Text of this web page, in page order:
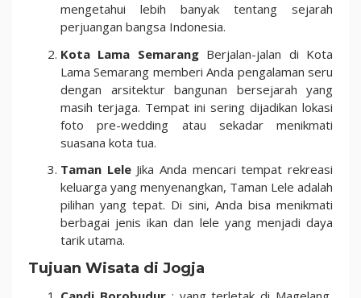
mengetahui lebih banyak tentang sejarah
perjuangan bangsa Indonesia.
Kota Lama SemarangBerjalan-jalan di Kota
Lama Semarang memberi Anda pengalaman seru
dengan arsitektur bangunan bersejarah yang
masih terjaga. Tempat ini sering dijadikan lokasi
foto pre-wedding atau sekadar menikmati
suasana kota tua.
Taman LeleJika Anda mencari tempat rekreasi
keluarga yang menyenangkan, Taman Lele adalah
pilihan yang tepat. Di sini, Anda bisa menikmati
berbagai jenis ikan dan lele yang menjadi daya
tarik utama.
Tujuan Wisata di Jogja